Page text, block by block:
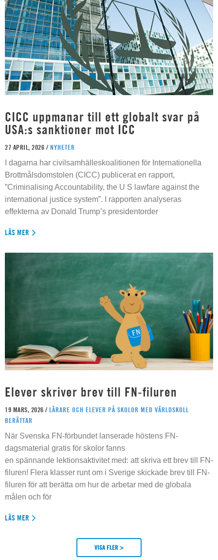
CICC uppmanar till ett globalt svar på
USA:s sanktioner mot ICC
27 APRIL, 2026 / NYHETER
I dagarna har civilsamhälleskoalitionen för Internationella
Brottmålsdomstolen (CICC) publicerat en rapport,
”Criminalising Accountability, the U S lawfare against the
international justice system”. I rapporten analyseras
effekterna av Donald Trump’s presidentorder
LÄS MER
Elever skriver brev till FN-filuren
19 MARS, 2026 / LÄRARE OCH ELEVER PÅ SKOLOR MED VÄRLDSKOLL
BERÄTTAR
När Svenska FN-förbundet lanserade höstens FN-
dagsmaterial gratis för skolor fanns
en spännande lektionsaktivitet med: att skriva ett brev till FN-
filuren! Flera klasser runt om i Sverige skickade brev till FN-
filuren för att berätta om hur de arbetar med de globala
målen och för
LÄS MER
VISA FLER >